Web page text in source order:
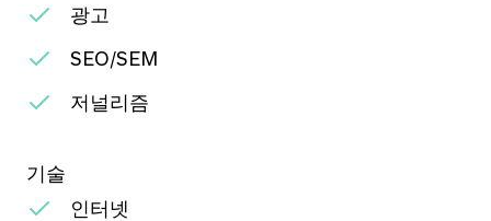
광고
SEO/SEM
저널리즘
기술
인터넷